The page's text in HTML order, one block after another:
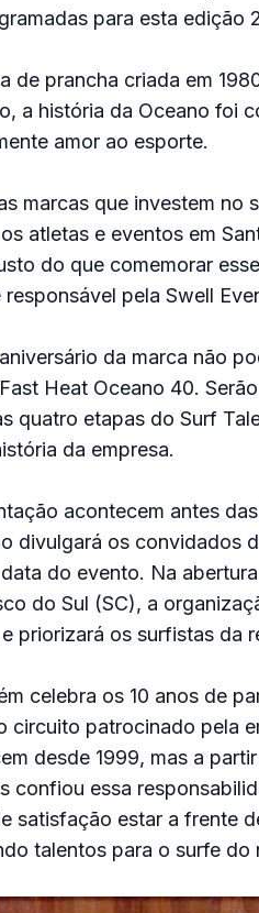
para esta edição
de prancha criada em
a história da Oceano foi
amor ao esporte.
marcas que investem no
atletas e eventos em
do que comemorar
pela Swell
da marca não
Heat Oceano 40.
quatro etapas do Surf
da empresa.
acontecem antes
divulgará os convidados
do evento. Na
do Sul (SC), a
priorizará os surfistas da
celebra os 10 anos de
circuito patrocinado pela
desde 1999, mas a
confiou essa
satisfação estar a frente
talentos para o surfe do